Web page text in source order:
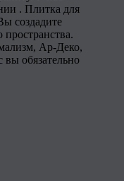
. Плитка для
создадите
Ар-Деко,
обязательно